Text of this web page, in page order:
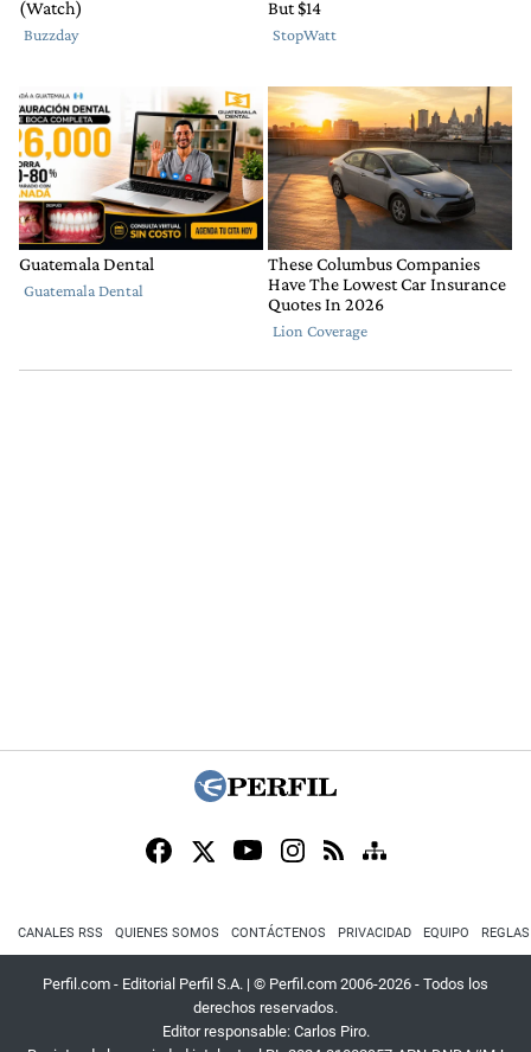
CANALES RSS QUIENES SOMOS CONTÁCTENOS PRIVACIDAD EQUIPO
Perfil.com - Editorial Perfil S.A. | © Perfil.com 2006-2026 - Todos los
derechos reservados.
Editor responsable: Carlos Piro.